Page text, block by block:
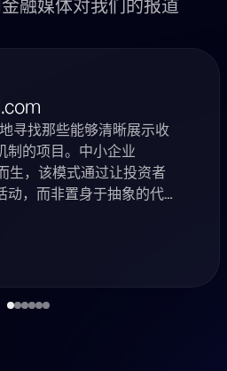
融媒体对我们的报道
寻找那些能够清晰展示收
制的项目。中小企业
生，该模式通过让投资者
动，而非置身于抽象的代
美地满足
这一需求。作为 Web3 领
于，每笔贷款均由设备、